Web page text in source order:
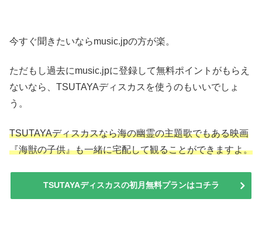
今すぐ聞きたいならmusic.jpの方が楽。
ただもし過去にmusic.jpに登録して無料ポイントがもらえ
ないなら、TSUTAYAディスカスを使うのもいいでしょ
う。
TSUTAYAディスカスなら海の幽霊の主題歌でもある映画
『海獣の子供』も一緒に宅配して観ることができますよ。
TSUTAYAディスカスの初月無料プランはコチラ